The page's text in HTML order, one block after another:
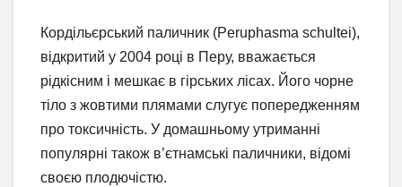
Кордільєрський паличник (Peruphasma schultei),
відкритий у 2004 році в Перу, вважається
рідкісним і мешкає в гірських лісах. Його чорне
тіло з жовтими плямами слугує попередженням
про токсичність. У домашньому утриманні
популярні також в’єтнамські паличники, відомі
своєю плодючістю.